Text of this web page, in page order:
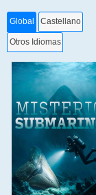
Global Castellano
Otros Idiomas